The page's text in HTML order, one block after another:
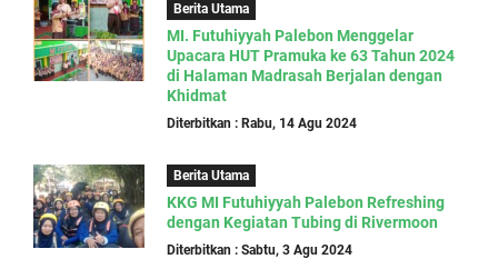
Berita Utama
MI. Futuhiyyah Palebon Menggelar
Upacara HUT Pramuka ke 63 Tahun 2024
di Halaman Madrasah Berjalan dengan
Khidmat
Diterbitkan : Rabu, 14 Agu 2024
Berita Utama
KKG MI Futuhiyyah Palebon Refreshing
dengan Kegiatan Tubing di Rivermoon
Diterbitkan : Sabtu, 3 Agu 2024